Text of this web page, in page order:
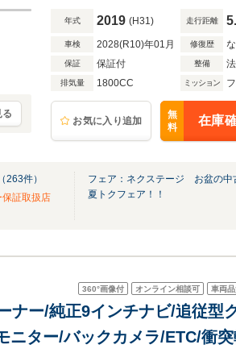
年式 2019 (H31) 走行距離
車検 2028(R10)年01月 修復歴
保証 保証付 整備
排気量 1800CC ミッション
お気に入り追加
無
料
在庫
263件）
保証取扱店
フェア：ネクステージ お盆の中
夏トクフェア！！
360°画像付 オンライン相談可 車両
ナー/純正9インチナビ/追従型
ニター/バックカメラ/ETC/衝